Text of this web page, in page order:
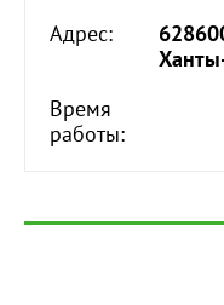
Адрес:
Время
работы: